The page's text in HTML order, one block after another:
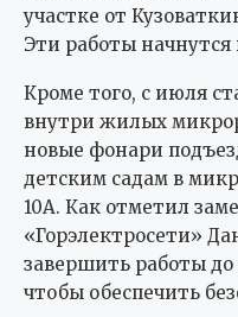
участке от
Эти работы начнутся
Кроме того, с июля
внутри жилых
новые фонари
детским садам в
10А. Как отметил
«Горэлектросети»
завершить работы до
чтобы обеспечить